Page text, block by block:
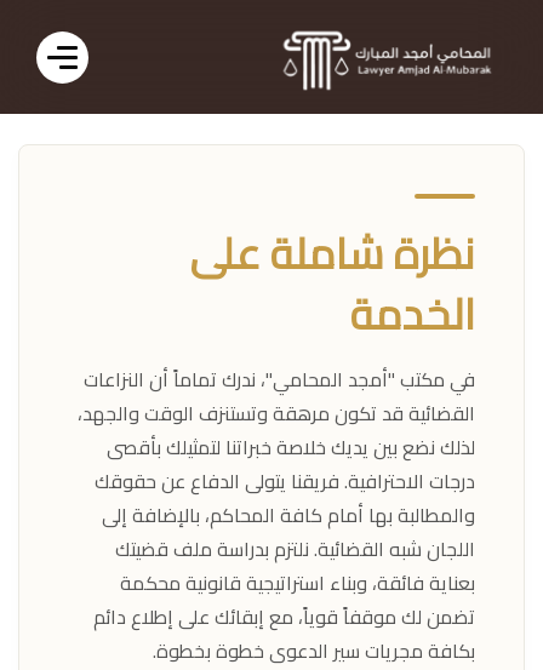
نظرة شاملة على
الخدمة
في مكتب "أمجد المحامي"، ندرك تماماً أن النزاعات
القضائية قد تكون مرهقة وتستنزف الوقت والجهد،
لذلك نضع بين يديك خلاصة خبراتنا لتمثيلك بأقصى
درجات الاحترافية. فريقنا يتولى الدفاع عن حقوقك
والمطالبة بها أمام كافة المحاكم، بالإضافة إلى
اللجان شبه القضائية. نلتزم بدراسة ملف قضيتك
بعناية فائقة، وبناء استراتيجية قانونية محكمة
تضمن لك موقفاً قوياً، مع إبقائك على إطلاع دائم
بكافة مجريات سير الدعوى خطوة بخطوة.